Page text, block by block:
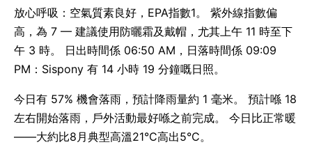
放心呼吸：空氣質素良好，EPA指數1。 紫外線指數偏
高，為 7 — 建議使用防曬霜及戴帽，尤其上午 11 時至下
午 3 時。 日出時間係 06:50 AM，日落時間係 09:09
PM：Sispony 有 14 小時 19 分鐘嘅日照。
今日有 57% 機會落雨，預計降雨量約 1 毫米。 預計喺 18
左右開始落雨，戶外活動最好喺之前完成。 今日比正常暖
——大約比8月典型高溫21°C高出5°C。